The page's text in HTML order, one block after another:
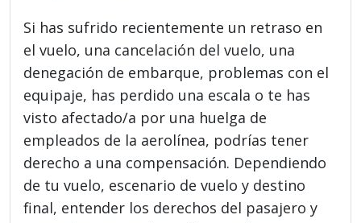
Si has sufrido recientemente un retraso en
el vuelo, una cancelación del vuelo, una
denegación de embarque, problemas con el
equipaje, has perdido una escala o te has
visto afectado/a por una huelga de
empleados de la aerolínea, podrías tener
derecho a una compensación. Dependiendo
de tu vuelo, escenario de vuelo y destino
final, entender los derechos del pasajero y